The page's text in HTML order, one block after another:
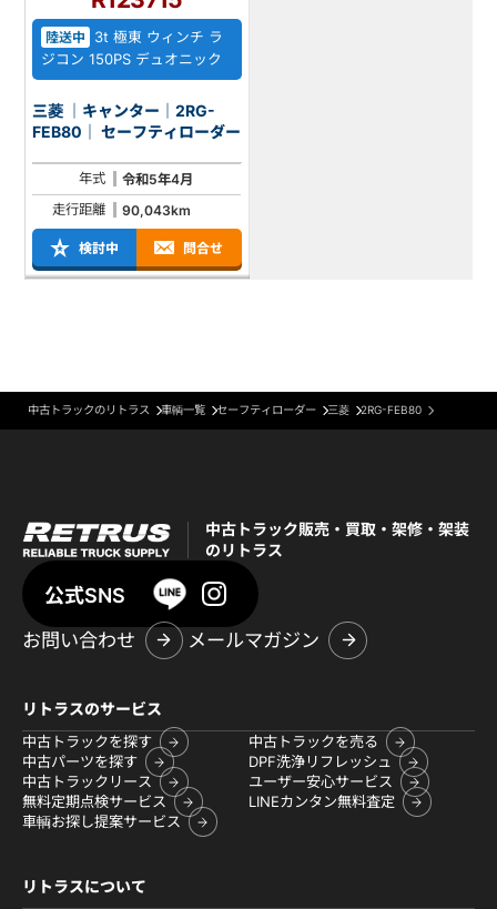
陸送中
3t 極東 ウィンチ ラ
ジコン 150PS デュオニック
三菱 ｜キャンター｜2RG-
FEB80｜ セーフティローダー
年式
令和5年4月
走行距離
90,043km
検討中 問合せ
中古トラックのリトラス 車輌一覧 セーフティローダー 三菱 2RG-FEB80
中古トラック販売・買取・架修・架装
のリトラス
公式SNS
お問い合わせ
メールマガジン
リトラスのサービス
中古トラックを探す
中古トラックを売る
中古パーツを探す
DPF洗浄リフレッシュ
中古トラックリース
ユーザー安心サービス
無料定期点検サービス
LINEカンタン無料査定
車輌お探し提案サービス
リトラスについて